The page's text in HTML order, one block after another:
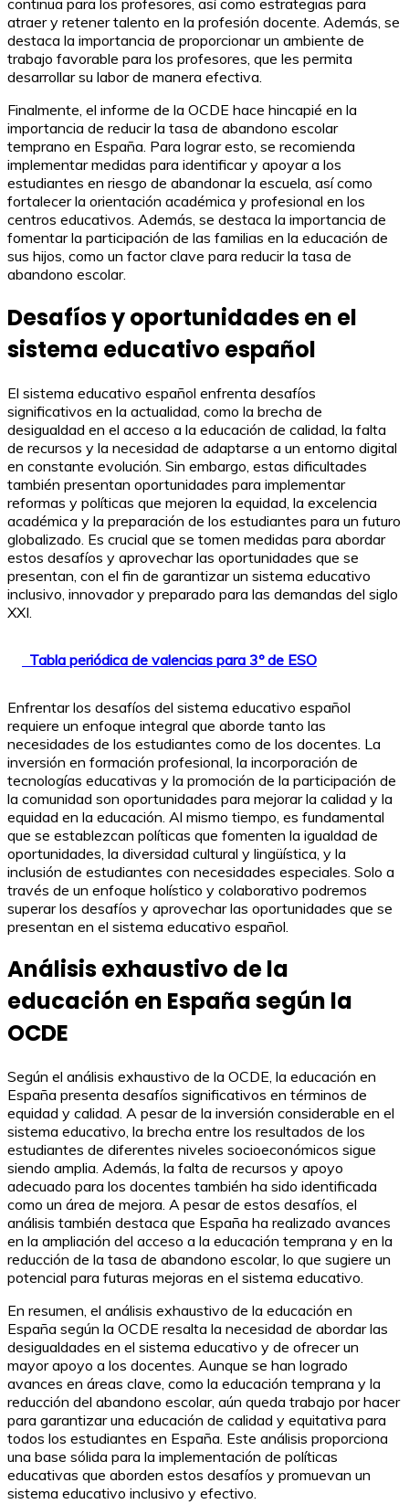
atraer y retener talento en la profesión docente. Además, se
destaca la importancia de proporcionar un ambiente de
trabajo favorable para los profesores, que les permita
desarrollar su labor de manera efectiva.
Finalmente, el informe de la OCDE hace hincapié en la
importancia de reducir la tasa de abandono escolar
temprano en España. Para lograr esto, se recomienda
implementar medidas para identificar y apoyar a los
estudiantes en riesgo de abandonar la escuela, así como
fortalecer la orientación académica y profesional en los
centros educativos. Además, se destaca la importancia de
fomentar la participación de las familias en la educación de
sus hijos, como un factor clave para reducir la tasa de
abandono escolar.
Desafíos y oportunidades en el
sistema educativo español
El sistema educativo español enfrenta desafíos
significativos en la actualidad, como la brecha de
desigualdad en el acceso a la educación de calidad, la falta
de recursos y la necesidad de adaptarse a un entorno digital
en constante evolución. Sin embargo, estas dificultades
también presentan oportunidades para implementar
reformas y políticas que mejoren la equidad, la excelencia
académica y la preparación de los estudiantes para un futuro
globalizado. Es crucial que se tomen medidas para abordar
estos desafíos y aprovechar las oportunidades que se
presentan, con el fin de garantizar un sistema educativo
inclusivo, innovador y preparado para las demandas del siglo
XXI.
Tabla periódica de valencias para 3º de ESO
Enfrentar los desafíos del sistema educativo español
requiere un enfoque integral que aborde tanto las
necesidades de los estudiantes como de los docentes. La
inversión en formación profesional, la incorporación de
tecnologías educativas y la promoción de la participación de
la comunidad son oportunidades para mejorar la calidad y la
equidad en la educación. Al mismo tiempo, es fundamental
que se establezcan políticas que fomenten la igualdad de
oportunidades, la diversidad cultural y lingüística, y la
inclusión de estudiantes con necesidades especiales. Solo a
través de un enfoque holístico y colaborativo podremos
superar los desafíos y aprovechar las oportunidades que se
presentan en el sistema educativo español.
Análisis exhaustivo de la
educación en España según la
OCDE
Según el análisis exhaustivo de la OCDE, la educación en
España presenta desafíos significativos en términos de
equidad y calidad. A pesar de la inversión considerable en el
sistema educativo, la brecha entre los resultados de los
estudiantes de diferentes niveles socioeconómicos sigue
siendo amplia. Además, la falta de recursos y apoyo
adecuado para los docentes también ha sido identificada
como un área de mejora. A pesar de estos desafíos, el
análisis también destaca que España ha realizado avances
en la ampliación del acceso a la educación temprana y en la
reducción de la tasa de abandono escolar, lo que sugiere un
potencial para futuras mejoras en el sistema educativo.
En resumen, el análisis exhaustivo de la educación en
España según la OCDE resalta la necesidad de abordar las
desigualdades en el sistema educativo y de ofrecer un
mayor apoyo a los docentes. Aunque se han logrado
avances en áreas clave, como la educación temprana y la
reducción del abandono escolar, aún queda trabajo por hacer
para garantizar una educación de calidad y equitativa para
todos los estudiantes en España. Este análisis proporciona
una base sólida para la implementación de políticas
educativas que aborden estos desafíos y promuevan un
sistema educativo inclusivo y efectivo.